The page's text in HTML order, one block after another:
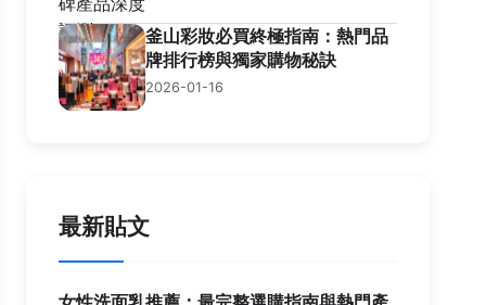
釜山彩妝必買終極指南：熱門品
牌排行榜與獨家購物秘訣
2026-01-16
最新貼文